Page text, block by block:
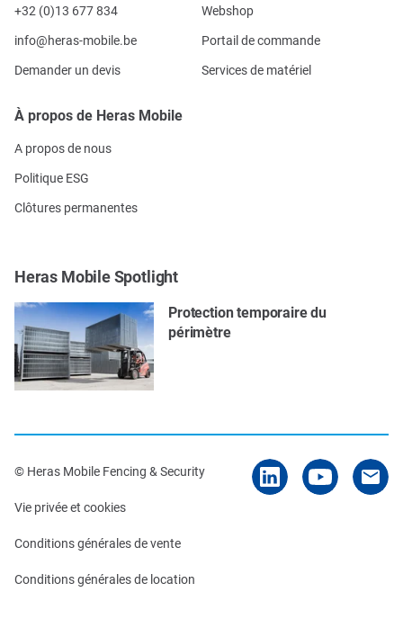
+32 (0)13 677 834
info@heras-mobile.be
Demander un devis
Webshop
Portail de commande
Services de matériel
À propos de Heras Mobile
A propos de nous
Politique ESG
Clôtures permanentes
Heras Mobile Spotlight
Protection temporaire du
périmètre
© Heras Mobile Fencing & Security
Vie privée et cookies
Conditions générales de vente
Conditions générales de location